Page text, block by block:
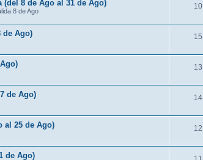
(del 8 de Ago al 31 de Ago)
8 de Ago
10
de Ago) 15
13
de Ago) 14
al 25 de Ago) 12
de Ago)